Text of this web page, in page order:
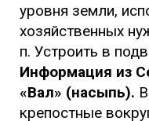
уровня земли,
хозяйственных
п. Устроить в
Информация из
«Вал» (насыпь).
крепостные